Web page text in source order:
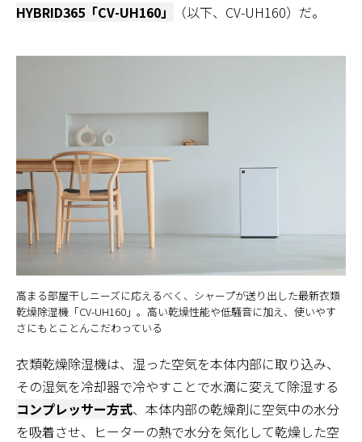
HYBRID365「CV-UH160」
（以下、CV-UH160）だ。
高まる部屋干しニーズに応えるべく、シャープが送り出した最新衣類
乾燥除湿機「CV-UH160」。高い乾燥性能や低騒音に加え、使いやす
さにもとことんこだわっている
衣類乾燥除湿機は、湿った空気を本体内部に取り込み、
その湿気を冷却器で冷やすことで水滴に変えて除湿する
コンプレッサー方式、本体内部の乾燥剤に空気中の水分
を吸着させ、ヒーターの熱で水分を気化して乾燥した空